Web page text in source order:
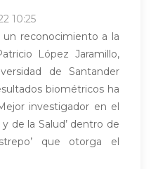
10:25
un reconocimiento a la
López Jaramillo,
de Santander
biométricos ha
investigador en el
de la Salud’ dentro de
que otorga el